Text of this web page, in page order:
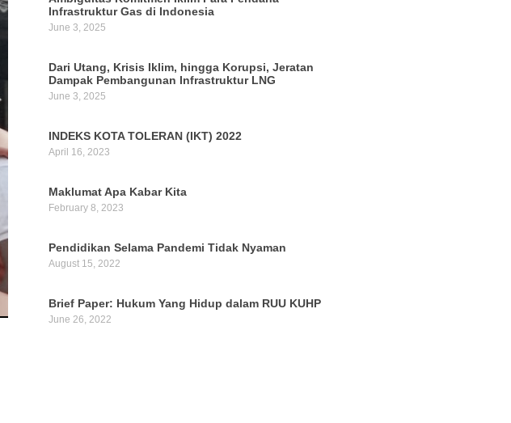
Infrastruktur Gas di Indonesia
June 3, 2025
Dari Utang, Krisis Iklim, hingga Korupsi, Jeratan
Dampak Pembangunan Infrastruktur LNG
June 3, 2025
INDEKS KOTA TOLERAN (IKT) 2022
April 16, 2023
Maklumat Apa Kabar Kita
February 8, 2023
Pendidikan Selama Pandemi Tidak Nyaman
August 15, 2022
Brief Paper: Hukum Yang Hidup dalam RUU KUHP
June 26, 2022